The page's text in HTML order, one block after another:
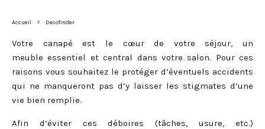
Accueil Decofinder
Votre canapé est le cœur de votre séjour, un
meuble essentiel et central dans votre salon. Pour ces
raisons vous souhaitez le protéger d’éventuels accidents
qui ne manqueront pas d’y laisser les stigmates d’une
vie bien remplie.
Afin d’éviter ces déboires (tâches, usure, etc.)